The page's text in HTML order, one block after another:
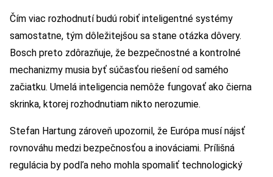
Čím viac rozhodnutí budú robiť inteligentné systémy
samostatne, tým dôležitejšou sa stane otázka dôvery.
Bosch preto zdôrazňuje, že bezpečnostné a kontrolné
mechanizmy musia byť súčasťou riešení od samého
začiatku. Umelá inteligencia nemôže fungovať ako čierna
skrinka, ktorej rozhodnutiam nikto nerozumie.
Stefan Hartung zároveň upozornil, že Európa musí nájsť
rovnováhu medzi bezpečnosťou a inováciami. Prílišná
regulácia by podľa neho mohla spomaliť technologický